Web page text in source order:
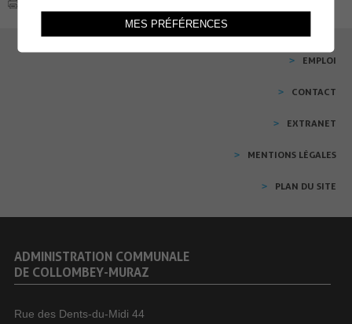
EMPLOI
CONTACT
EXTRANET
MENTIONS LÉGALES
PLAN DU SITE
ADMINISTRATION COMMUNALE
DE COLLOMBEY-MURAZ
Rue des Dents-du-Midi 44
MES PRÉFÉRENCES